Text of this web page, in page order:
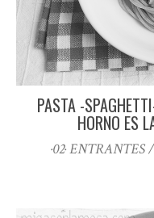
PASTA -
HORNO ES
·02·